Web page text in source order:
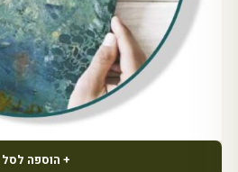
+ הוספה לסל